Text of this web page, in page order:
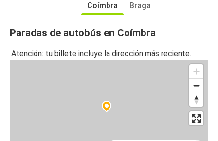
Coímbra Braga
Paradas de autobús en Coímbra
Atención: tu billete incluye la dirección más reciente.